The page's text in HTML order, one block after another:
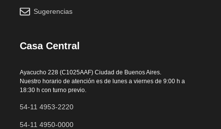
Sugerencias
Casa Central
Ayacucho 228 (C1025AAF) Ciudad de Buenos Aires.
Nuestro horario de atención es de lunes a viernes de 9:00 h a
18:30 h con turno previo.
54-11 4953-2220
54-11 4950-0000